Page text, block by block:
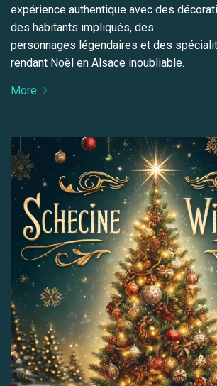
expérience authentique avec des
des habitants impliqués, des
personnages légendaires et des
rendant Noël en Alsace inoubliable.
More